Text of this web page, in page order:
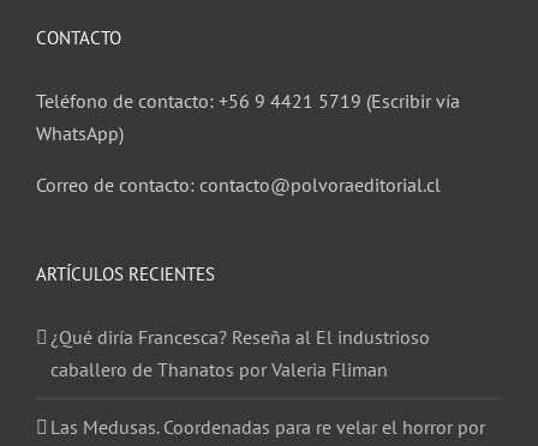
CONTACTO
Teléfono de contacto: +56 9 4421 5719 (Escribir vía
WhatsApp)
Correo de contacto: contacto@polvoraeditorial.cl
ARTÍCULOS RECIENTES
¿Qué diría Francesca? Reseña al El industrioso
caballero de Thanatos por Valeria Fliman
Las Medusas. Coordenadas para re velar el horror por